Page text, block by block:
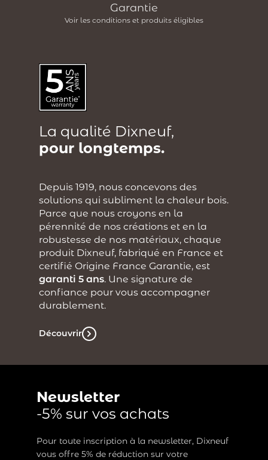
Garantie
Voir les conditions et produits éligibles
La qualité Dixneuf,
pour longtemps.
Depuis 1919, nous concevons des
solutions qui subliment la chaleur bois.
Parce que nous croyons en la
pérennité de nos créations et en la
robustesse de nos matériaux, chaque
produit Dixneuf, fabriqué en France et
certifié Origine France Garantie, est
garanti 5 ans. Une signature de
confiance pour vous accompagner
durablement.
Découvrir
Newsletter
-5% sur vos achats
Pour toute inscription à la newsletter, Dixneuf
vous offre 5% de réduction sur votre